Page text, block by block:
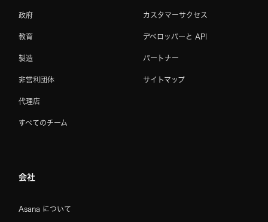
政府
教育
製造
非営利団体
代理店
すべてのチーム
カスタマーサクセス
デベロッパーと API
パートナー
サイトマップ
会社
Asana について